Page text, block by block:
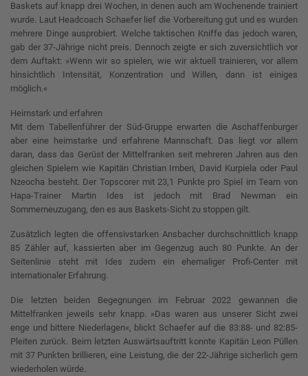
Baskets auf knapp drei Wochen, in denen auch am Wochenende trainiert
wurde. Laut Headcoach Schaefer lief die Vorbereitung gut und es wurden
mehrere Dinge ausprobiert. Welche taktischen Kniffe das jedoch waren,
gab der 37-Jährige nicht preis. Dennoch zeigte er sich zuversichtlich vor
dem Auftakt: »Wenn wir so spielen, wie wir aktuell trainieren, vor allem
hinsichtlich Intensität, Konzentration und Willen, dann ist einiges
möglich.«
Heimstark und erfahren
Mit dem Tabellenführer der Süd-Gruppe erwarten die Aschaffenburger
aber eine heimstarke und erfahrene Mannschaft. Das liegt vor allem
daran, dass das Gerüst der Mittelfranken seit mehreren Jahren aus den
gleichen Spielern wie Kapitän Christian Imberi, David Kurpiela oder Paul
Nzeocha besteht. Der Topscorer mit 23,1 Punkte pro Spiel im Team von
Hapa-Trainer Martin Ides ist jedoch mit Brad Newman ein
Sommerneuzugang, den es aus Baskets-Sicht zu stoppen gilt.
Zusätzlich legten die offensivstarken Ansbacher durchschnittlich knapp
85 Zähler auf, kassierten aber im Gegenzug auch 80 Punkte. An der
Seitenlinie steht mit Ides zudem ein ehemaliger Profi-Center mit
internationaler Erfahrung.
Die letzten beiden Begegnungen im Februar 2022 gewannen die
Mittelfranken jeweils sehr knapp. »Das waren aus unserer Sicht zwei
enge und bittere Niederlagen«, blickt Schaefer auf die 83:88- und 82:85-
Pleiten zurück. Beim letzten Auswärtsauftritt konnte Kapitän Leon Püllen
mit 37 Punkten brillieren, eine Leistung, die der 22-Jährige sicherlich gern
wiederholen würde.